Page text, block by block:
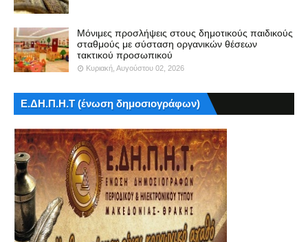
Μόνιμες προσλήψεις στους δημοτικούς παιδικούς
σταθμούς με σύσταση οργανικών θέσεων
τακτικού προσωπικού
Κυριακή, Αυγούστου 02, 2026
Ε.ΔΗ.Π.Η.Τ (ένωση δημοσιογράφων)